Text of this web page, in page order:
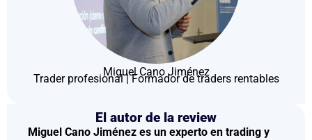
Miguel Cano Jiménez
Trader profesional | Formador de traders rentables
El autor de la review
Miguel Cano Jiménez es un experto en trading y